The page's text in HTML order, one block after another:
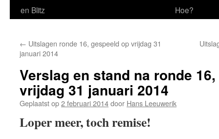
en Blitz
Hoe?
← Uitslagen ronde 16, gespeeld op vrijdag 31
januari 2014
Verslag en stand na ronde
vrijdag 31 januari 2014
Geplaatst op2 februari 2014door Hans Leeuwerik
Loper meer, toch remise!